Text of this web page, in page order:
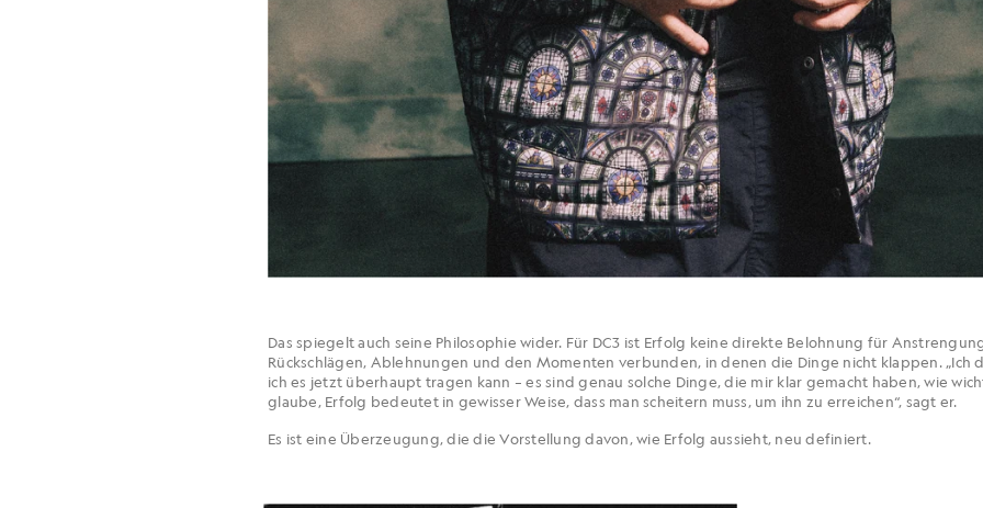
Das spiegelt auch seine Philosophie wider. Für DC3 ist Erfolg keine direkte Belohnung für
Rückschlägen, Ablehnungen und den Momenten verbunden, in denen die Dinge nicht klappen. „Ich
ich es jetzt überhaupt tragen kann – es sind genau solche Dinge, die mir klar gemacht haben, wie
glaube, Erfolg bedeutet in gewisser Weise, dass man scheitern muss, um ihn zu erreichen“, sagt er.
Es ist eine Überzeugung, die die Vorstellung davon, wie Erfolg aussieht, neu definiert.